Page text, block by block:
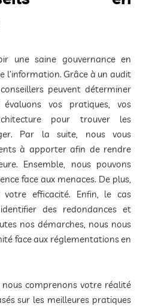
une saine gouvernance en
l’information. Grâce à un audit
peuvent déterminer
vos pratiques, vos
pour trouver les
Par la suite, nous vous
à apporter afin de rendre
Ensemble, nous pouvons
face aux menaces. De plus,
votre efficacité. Enfin, le cas
des redondances et
nos démarches, nous nous
face aux réglementations en
comprenons votre réalité
sur les meilleures pratiques